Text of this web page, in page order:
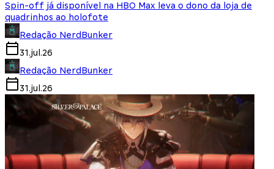
Spin-off já disponível na HBO Max leva o dono da loja de
quadrinhos ao holofote
Redação NerdBunker
31.jul.26
Redação NerdBunker
31.jul.26